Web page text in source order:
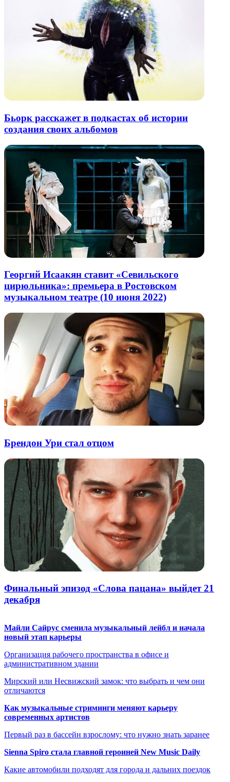
Бьорк расскажет в подкастах об истории
создания своих альбомов
Георгий Исаакян ставит «Севильского
цирюльника»: премьера в Ростовском
музыкальном театре (10 июня 2022)
Брендон Ури стал отцом
Финальный эпизод «Слова пацана» выйдет 21
декабря
Майли Сайрус сменила музыкальный лейбл и начала
новый этап карьеры
Организация рабочего пространства в офисе и
административном здании
Мирский или Несвижский замок: что выбрать и чем они
отличаются
Как музыкальные стриминги меняют карьеру
современных артистов
Первый раз в бассейн взрослому: что нужно знать заранее
Sienna Spiro стала главной героиней New Music Daily
Какие автомобили подходят для города и дальних поездок